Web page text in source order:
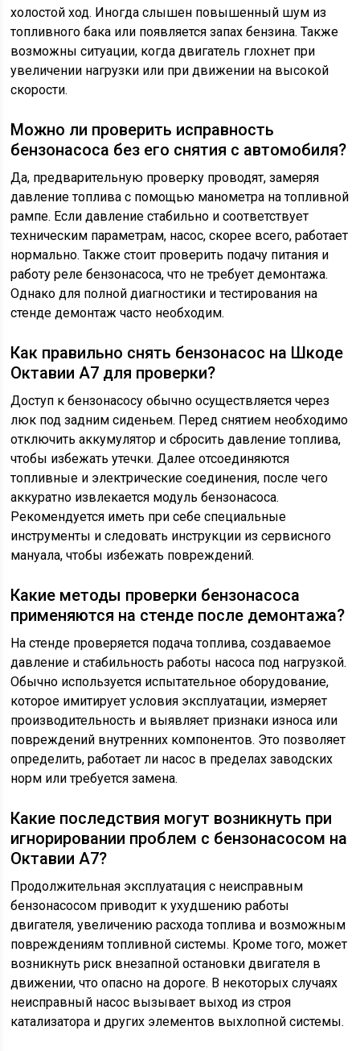
холостой ход. Иногда слышен повышенный шум из
топливного бака или появляется запах бензина. Также
возможны ситуации, когда двигатель глохнет при
увеличении нагрузки или при движении на высокой
скорости.
Можно ли проверить исправность
бензонасоса без его снятия с автомобиля?
Да, предварительную проверку проводят, замеряя
давление топлива с помощью манометра на топливной
рампе. Если давление стабильно и соответствует
техническим параметрам, насос, скорее всего, работает
нормально. Также стоит проверить подачу питания и
работу реле бензонасоса, что не требует демонтажа.
Однако для полной диагностики и тестирования на
стенде демонтаж часто необходим.
Как правильно снять бензонасос на Шкоде
Октавии А7 для проверки?
Доступ к бензонасосу обычно осуществляется через
люк под задним сиденьем. Перед снятием необходимо
отключить аккумулятор и сбросить давление топлива,
чтобы избежать утечки. Далее отсоединяются
топливные и электрические соединения, после чего
аккуратно извлекается модуль бензонасоса.
Рекомендуется иметь при себе специальные
инструменты и следовать инструкции из сервисного
мануала, чтобы избежать повреждений.
Какие методы проверки бензонасоса
применяются на стенде после демонтажа?
На стенде проверяется подача топлива, создаваемое
давление и стабильность работы насоса под нагрузкой.
Обычно используется испытательное оборудование,
которое имитирует условия эксплуатации, измеряет
производительность и выявляет признаки износа или
повреждений внутренних компонентов. Это позволяет
определить, работает ли насос в пределах заводских
норм или требуется замена.
Какие последствия могут возникнуть при
игнорировании проблем с бензонасосом на
Октавии А7?
Продолжительная эксплуатация с неисправным
бензонасосом приводит к ухудшению работы
двигателя, увеличению расхода топлива и возможным
повреждениям топливной системы. Кроме того, может
возникнуть риск внезапной остановки двигателя в
движении, что опасно на дороге. В некоторых случаях
неисправный насос вызывает выход из строя
катализатора и других элементов выхлопной системы.